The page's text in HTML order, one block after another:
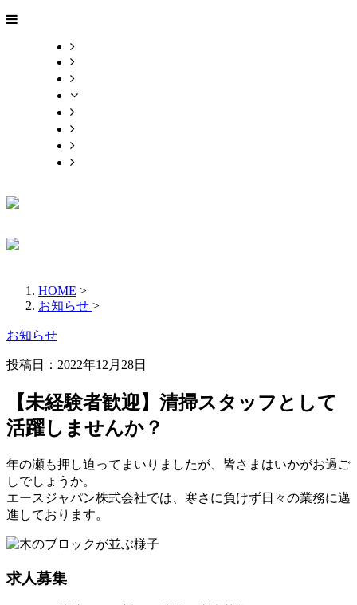
HOME >
お知らせ >
お知らせ
投稿日：2022年12月28日
【未経験者歓迎】清掃スタッフとして
活躍しませんか？
年の瀬も押し迫ってまいりましたが、皆さまはいかがお過ご
しでしょうか。
エースジャパン株式会社では、寒さに負けず日々の業務に邁
進しております。
求人募集